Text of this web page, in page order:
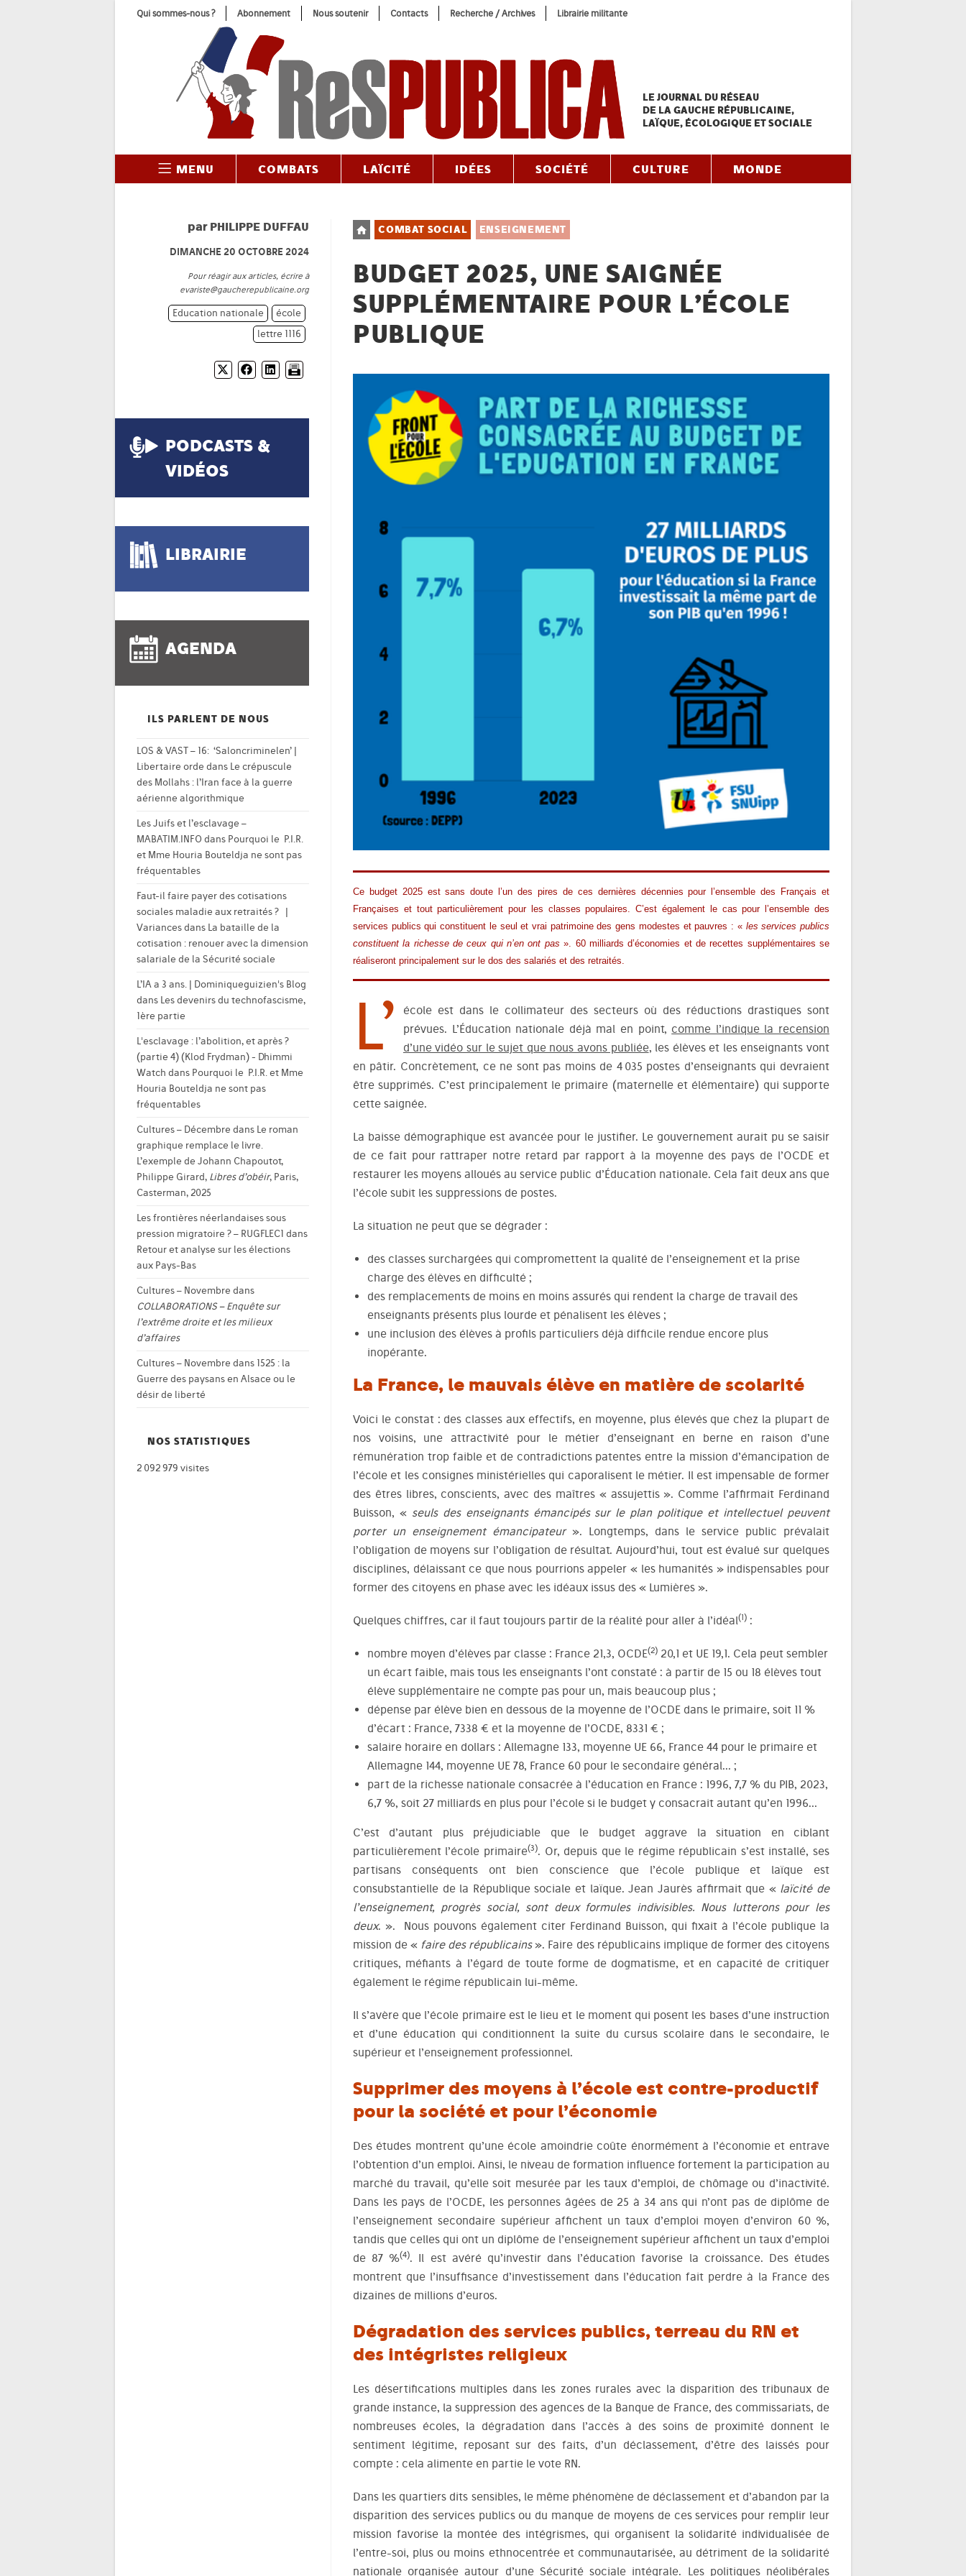
Qui sommes-nous ? Abonnement Nous soutenir Contacts Recherche / Archives Librairie militante
LE JOURNAL DU RÉSEAU
DE LA GAUCHE RÉPUBLICAINE,
LAÏQUE, ÉCOLOGIQUE ET SOCIALE
MENU COMBATS LAÏCITÉ IDÉES SOCIÉTÉ CULTURE MONDE
Post
category:
COMBAT SOCIAL ENSEIGNEMENT
BUDGET 2025, UNE SAIGNÉE
SUPPLÉMENTAIRE POUR L’ÉCOLE
PUBLIQUE
Ce budget 2025 est sans doute l’un des pires de ces dernières décennies pour l’ensemble des Français et
Françaises et tout particulièrement pour les classes populaires. C’est également le cas pour l’ensemble des
services publics qui constituent le seul et vrai patrimoine des gens modestes et pauvres : « les services publics
constituent la richesse de ceux qui n’en ont pas ». 60 milliards d’économies et de recettes supplémentaires se
réaliseront principalement sur le dos des salariés et des retraités.
L’
école est dans le collimateur des secteurs où des réductions drastiques sont
prévues. L’Éducation nationale déjà mal en point, comme l’indique la recension
d’une vidéo sur le sujet que nous avons publiée, les élèves et les enseignants vont
en pâtir. Concrètement, ce ne sont pas moins de 4 035 postes d’enseignants qui devraient
être supprimés. C’est principalement le primaire (maternelle et élémentaire) qui supporte
cette saignée.
La baisse démographique est avancée pour le justifier. Le gouvernement aurait pu se saisir
de ce fait pour rattraper notre retard par rapport à la moyenne des pays de l’OCDE et
restaurer les moyens alloués au service public d’Éducation nationale. Cela fait deux ans que
l’école subit les suppressions de postes.
La situation ne peut que se dégrader :
des classes surchargées qui compromettent la qualité de l’enseignement et la prise
charge des élèves en difficulté ;
des remplacements de moins en moins assurés qui rendent la charge de travail des
enseignants présents plus lourde et pénalisent les élèves ;
une inclusion des élèves à profils particuliers déjà difficile rendue encore plus
inopérante.
La France, le mauvais élève en matière de scolarité
Voici le constat : des classes aux effectifs, en moyenne, plus élevés que chez la plupart de
nos voisins, une attractivité pour le métier d’enseignant en berne en raison d’une
rémunération trop faible et de contradictions patentes entre la mission d’émancipation de
l’école et les consignes ministérielles qui caporalisent le métier. Il est impensable de former
des êtres libres, conscients, avec des maîtres « assujettis ». Comme l’affirmait Ferdinand
Buisson, « seuls des enseignants émancipés sur le plan politique et intellectuel peuvent
porter un enseignement émancipateur». Longtemps, dans le service public prévalait
l’obligation de moyens sur l’obligation de résultat. Aujourd’hui, tout est évalué sur quelques
disciplines, délaissant ce que nous pourrions appeler « les humanités » indispensables pour
former des citoyens en phase avec les idéaux issus des « Lumières ».
Quelques chiffres, car il faut toujours partir de la réalité pour aller à l’idéal(1):
nombre moyen d’élèves par classe : France 21,3, OCDE(2)20,1 et UE 19,1. Cela peut sembler
un écart faible, mais tous les enseignants l’ont constaté : à partir de 15 ou 18 élèves tout
élève supplémentaire ne compte pas pour un, mais beaucoup plus ;
dépense par élève bien en dessous de la moyenne de l’OCDE dans le primaire, soit 11 %
d’écart : France, 7338 € et la moyenne de l’OCDE, 8331 € ;
salaire horaire en dollars : Allemagne 133, moyenne UE 66, France 44 pour le primaire et
Allemagne 144, moyenne UE 78, France 60 pour le secondaire général… ;
part de la richesse nationale consacrée à l’éducation en France : 1996, 7,7 % du PIB, 2023,
6,7 %, soit 27 milliards en plus pour l’école si le budget y consacrait autant qu’en 1996…
C’est d’autant plus préjudiciable que le budget aggrave la situation en ciblant
particulièrement l’école primaire(3). Or, depuis que le régime républicain s’est installé, ses
partisans conséquents ont bien conscience que l’école publique et laïque est
consubstantielle de la République sociale et laïque. Jean Jaurès affirmait que « laïcité de
l’enseignement, progrès social, sont deux formules indivisibles. Nous lutterons pour les
deux. ». Nous pouvons également citer Ferdinand Buisson, qui fixait à l’école publique la
mission de « faire des républicains». Faire des républicains implique de former des citoyens
critiques, méfiants à l’égard de toute forme de dogmatisme, et en capacité de critiquer
également le régime républicain lui-même.
Il s’avère que l’école primaire est le lieu et le moment qui posent les bases d’une instruction
et d’une éducation qui conditionnent la suite du cursus scolaire dans le secondaire, le
supérieur et l’enseignement professionnel.
Supprimer des moyens à l’école est contre-productif
pour la société et pour l’économie
Des études montrent qu’une école amoindrie coûte énormément à l’économie et entrave
l’obtention d’un emploi. Ainsi, le niveau de formation influence fortement la participation au
marché du travail, qu’elle soit mesurée par les taux d’emploi, de chômage ou d’inactivité.
Dans les pays de l’OCDE, les personnes âgées de 25 à 34 ans qui n’ont pas de diplôme de
l’enseignement secondaire supérieur affichent un taux d’emploi moyen d’environ 60 %,
tandis que celles qui ont un diplôme de l’enseignement supérieur affichent un taux d’emploi
de 87 %(4). Il est avéré qu’investir dans l’éducation favorise la croissance. Des études
montrent que l’insuffisance d’investissement dans l’éducation fait perdre à la France des
dizaines de millions d’euros.
Dégradation des services publics, terreau du RN et
des intégristes religieux
Les désertifications multiples dans les zones rurales avec la disparition des tribunaux de
grande instance, la suppression des agences de la Banque de France, des commissariats, de
nombreuses écoles, la dégradation dans l’accès à des soins de proximité donnent le
sentiment légitime, reposant sur des faits, d’un déclassement, d’être des laissés pour
compte : cela alimente en partie le vote RN.
Dans les quartiers dits sensibles, le même phénomène de déclassement et d’abandon par la
disparition des services publics ou du manque de moyens de ces services pour remplir leur
mission favorise la montée des intégrismes, qui organisent la solidarité individualisée de
l’entre-soi, plus ou moins ethnocentrée et communautarisée, au détriment de la solidarité
nationale organisée autour d’une Sécurité sociale intégrale. Les politiques néolibérales
par PHILIPPE DUFFAU
DIMANCHE 20 OCTOBRE 2024
Pour réagir aux articles, écrire à
evariste@gaucherepublicaine.org
école
Education nationale
lettre 1116
PODCASTS &
VIDÉOS
LIBRAIRIE
AGENDA
ILS PARLENT DE NOUS
LOS & VAST – 16: ‘Saloncriminelen’ |
Libertaire orde dans Le crépuscule
des Mollahs : l’Iran face à la guerre
aérienne algorithmique
Les Juifs et l’esclavage –
MABATIM.INFO dans Pourquoi le P.I.R.
et Mme Houria Bouteldja ne sont pas
fréquentables
Faut-il faire payer des cotisations
sociales maladie aux retraités ? |
Variancesdans La bataille de la
cotisation : renouer avec la dimension
salariale de la Sécurité sociale
L’IA a 3 ans. | Dominiqueguizien's Blog
dans Les devenirs du technofascisme,
1ère partie
L'esclavage : l’abolition, et après ?
(partie 4) (Klod Frydman) - Dhimmi
Watch dans Pourquoi le P.I.R. et Mme
Houria Bouteldja ne sont pas
fréquentables
Cultures – Décembre dans Le roman
graphique remplace le livre.
L’exemple de Johann Chapoutot,
Philippe Girard, Libres d’obéir, Paris,
Casterman, 2025
Les frontières néerlandaises sous
pression migratoire ? – RUGFLEC1 dans
Retour et analyse sur les élections
aux Pays-Bas
Cultures – Novembre dans
COLLABORATIONS – Enquête sur
l’extrême droite et les milieux
d’affaires
Cultures – Novembre dans 1525 : la
Guerre des paysans en Alsace ou le
désir de liberté
NOS STATISTIQUES
2 092 979 visites